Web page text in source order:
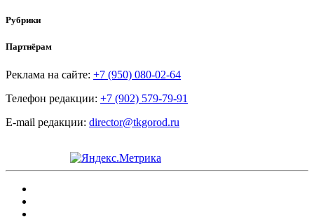
Рубрики
Партнёрам
Реклама на сайте: +7 (950) 080-02-64
Телефон редакции: +7 (902) 579-79-91
E-mail редакции: director@tkgorod.ru